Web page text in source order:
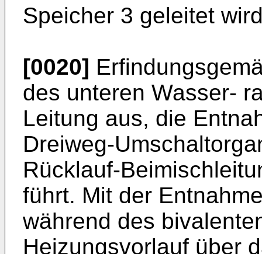
Speicher 3 geleitet
[0020]
des unteren Wasser-
Leitung aus, die
Dreiweg-
Rücklauf-
führt. Mit der
während des
Heizungsvorlauf über